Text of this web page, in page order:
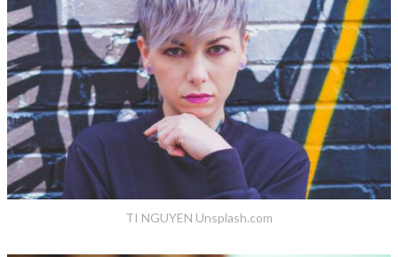
TI NGUYEN Unsplash.com